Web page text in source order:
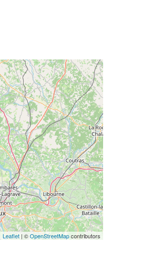
Leaflet| ©OpenStreetMapcontributors